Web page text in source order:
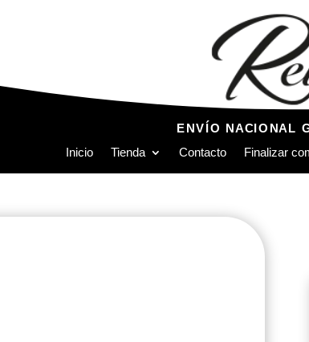
ENVÍO NACIONAL
Inicio Tienda Contacto Finalizar